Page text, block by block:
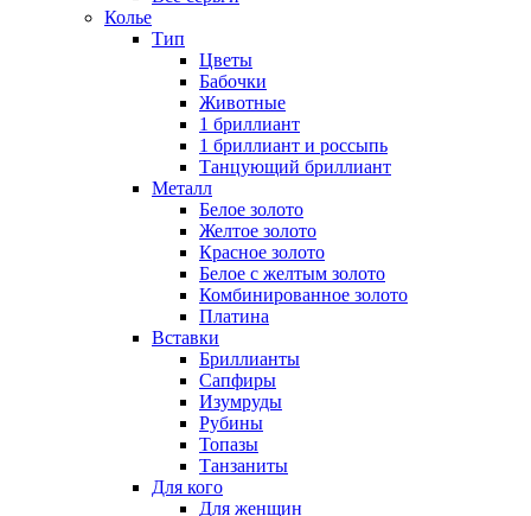
Колье
Тип
Цветы
Бабочки
Животные
1 бриллиант
1 бриллиант и россыпь
Танцующий бриллиант
Металл
Белое золото
Желтое золото
Красное золото
Белое с желтым золото
Комбинированное золото
Платина
Вставки
Бриллианты
Сапфиры
Изумруды
Рубины
Топазы
Танзаниты
Для кого
Для женщин